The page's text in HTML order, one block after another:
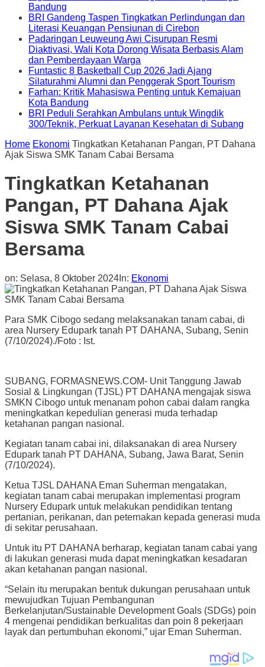
Bandung
BRI Gandeng Taspen Tingkatkan Perlindungan dan
Literasi Keuangan Pensiunan di Cirebon
Padaringan Leuweung Awi Cisurupan Resmi
Diaktivasi, Wali Kota Dorong Wisata Berbasis Alam
dan Pemberdayaan Warga
Funtastic 8 Basketball Cup 2026 Jadi Ajang
Silaturahmi Alumni dan Penggerak Sport Tourism
Farhan: Kritik Mahasiswa Penting untuk Kemajuan
Kota Bandung
BRI Peduli Serahkan Ambulans untuk Wingdik
300/Teknik, Perkuat Layanan Kesehatan di Subang
Home Ekonomi Tingkatkan Ketahanan Pangan, PT Dahana
Ajak Siswa SMK Tanam Cabai Bersama
Tingkatkan Ketahanan
Pangan, PT Dahana Ajak
Siswa SMK Tanam Cabai
Bersama
on: Selasa, 8 Oktober 2024 In: Ekonomi
Para SMK Cibogo sedang melaksanakan tanam cabai, di
area Nursery Edupark tanah PT DAHANA, Subang, Senin
(7/10/2024)./Foto : Ist.
SUBANG, FORMASNEWS.COM- Unit Tanggung Jawab
Sosial & Lingkungan (TJSL) PT DAHANA mengajak siswa
SMKN Cibogo untuk menanam pohon cabai dalam rangka
meningkatkan kepedulian generasi muda terhadap
ketahanan pangan nasional.
Kegiatan tanam cabai ini, dilaksanakan di area Nursery
Edupark tanah PT DAHANA, Subang, Jawa Barat, Senin
(7/10/2024).
Ketua TJSL DAHANA Eman Suherman mengatakan,
kegiatan tanam cabai merupakan implementasi program
Nursery Edupark untuk melakukan pendidikan tentang
pertanian, perikanan, dan peternakan kepada generasi muda
di sekitar perusahaan.
Untuk itu PT DAHANA berharap, kegiatan tanam cabai yang
di lakukan generasi muda dapat meningkatkan kesadaran
akan ketahanan pangan nasional.
“Selain itu merupakan bentuk dukungan perusahaan untuk
mewujudkan Tujuan Pembangunan
Berkelanjutan/Sustainable Development Goals (SDGs) poin
4 mengenai pendidikan berkualitas dan poin 8 pekerjaan
layak dan pertumbuhan ekonomi,” ujar Eman Suherman.